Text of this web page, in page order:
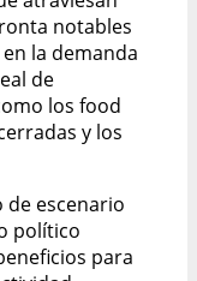
notables
la demanda
de
los food
y los
escenario
político
para